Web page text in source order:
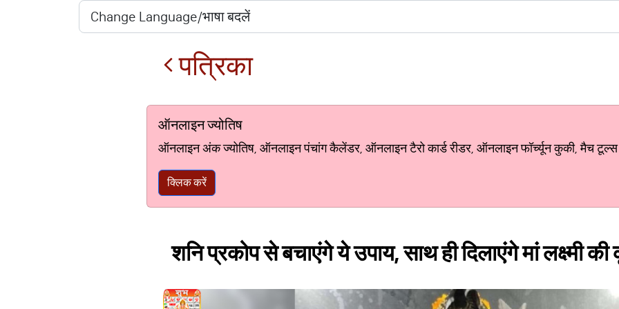
पत्रिका
ऑनलाइन ज्योतिष
ऑनलाइन अंक ज्योतिष, ऑनलाइन पंचांग कैलेंडर, ऑनलाइन टैरो कार्ड रीडर, ऑनलाइन फॉर्च्यून कुकी, मैच टूल्स
क्लिक करें
शनि प्रकोप से बचाएंगे ये उपाय, साथ ही दिलाएंगे मां लक्ष्मी की